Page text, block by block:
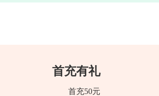
首充有礼
首充50元